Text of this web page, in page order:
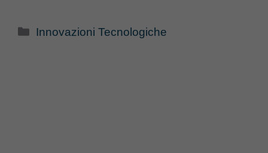
Categorie
Innovazioni Tecnologiche